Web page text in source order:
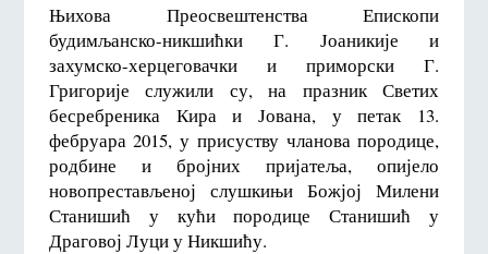
Њихова Преосвештенства Епископи
будимљанско-никшићки Г. Јоаникије и
захумско-херцеговачки и приморски Г.
Григорије служили су, на празник Светих
бесребреника Кира и Јована, у петак 13.
фебруара 2015, у присуству чланова породице,
родбине и бројних пријатеља, опијело
новопрестављеној слушкињи Божјој Милени
Станишић у кући породице Станишић у
Драговој Луци у Никшићу.